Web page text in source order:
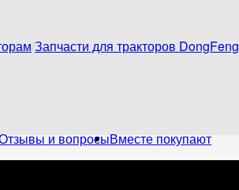
Запчасти для тракторов DongFeng
и вопросыВместе покупают